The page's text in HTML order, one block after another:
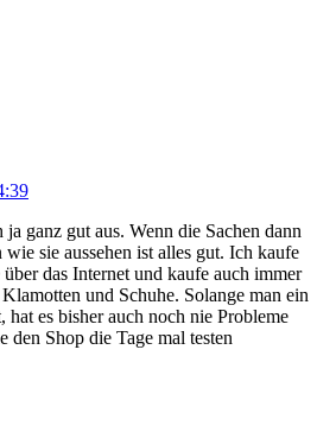
ja ganz gut aus. Wenn die Sachen dann
wie sie aussehen ist alles gut. Ich kaufe
das Internet und kaufe auch immer
und Schuhe. Solange man ein
hat es bisher auch noch nie Probleme
den Shop die Tage mal testen